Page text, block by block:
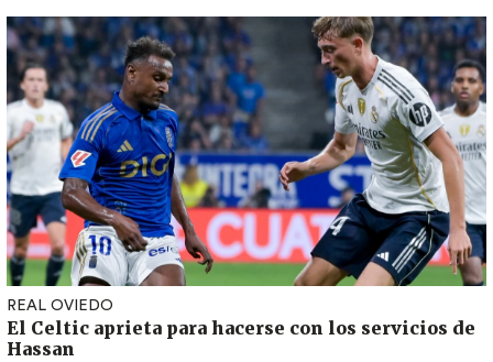
REAL OVIEDO
El Celtic aprieta para hacerse con los servicios de
Hassan